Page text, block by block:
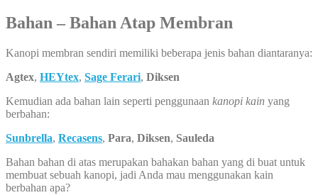
Bahan – Bahan Atap Membran
Kanopi membran sendiri memiliki beberapa jenis bahan diantaranya:
Agtex, HEYtex, Sage Ferari, Diksen
Kemudian ada bahan lain seperti penggunaan kanopi kain yang
berbahan:
Sunbrella, Recasens, Para, Diksen, Sauleda
Bahan bahan di atas merupakan bahakan bahan yang di buat untuk
membuat sebuah kanopi, jadi Anda mau menggunakan kain
berbahan apa?